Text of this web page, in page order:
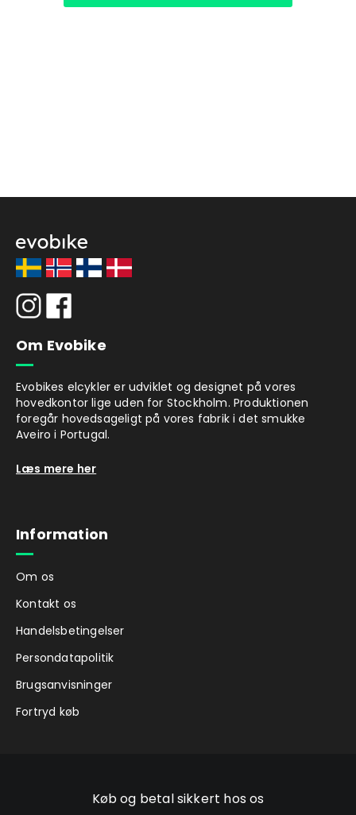
Om Evobike
Evobikes elcykler er udviklet og designet på vores
hovedkontor lige uden for Stockholm. Produktionen
foregår hovedsageligt på vores fabrik i det smukke
Aveiro i Portugal.
Læs mere her
Information
Om os
Kontakt os
Handelsbetingelser
Persondatapolitik
Brugsanvisninger
Fortryd køb
Køb og betal sikkert hos os